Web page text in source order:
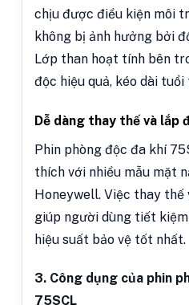
chịu được điều kiện môi
không bị ảnh hưởng bởi
Lớp than hoạt tính bên
độc hiệu quả, kéo dài tuổi
Dễ dàng thay thế và lắp
Phin phòng độc đa khí
thích với nhiều mẫu mặt
Honeywell. Việc thay thế
giúp người dùng tiết
hiệu suất bảo vệ tốt nhất.
3. Công dụng của phin
75SCL